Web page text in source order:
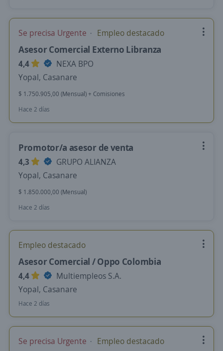
Se precisa Urgente Empleo destacado
Asesor Comercial Externo Libranza
4,4
NEXA BPO
Yopal, Casanare
$ 1.750.905,00 (Mensual) + Comisiones
Hace 2 días
Promotor/a asesor de venta
4,3
GRUPO ALIANZA
Yopal, Casanare
$ 1.850.000,00 (Mensual)
Hace 2 días
Empleo destacado
Asesor Comercial / Oppo Colombia
4,4
Multiempleos S.A.
Yopal, Casanare
Hace 2 días
Se precisa Urgente Empleo destacado